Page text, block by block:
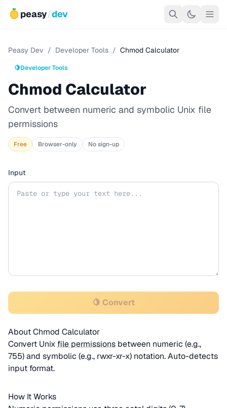
peasy/dev
Peasy Dev / Developer Tools / Chmod Calculator
🍋Developer Tools
Chmod Calculator
Convert between numeric and symbolic Unix file
permissions
Free Browser-only No sign-up
Input
🍋 Convert
About Chmod Calculator
Convert Unix file permissions between numeric (e.g.,
755) and symbolic (e.g., rwxr-xr-x) notation. Auto-detects
input format.
How It Works